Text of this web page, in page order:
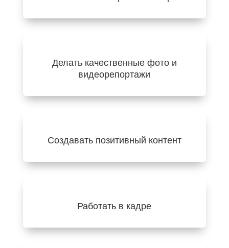
Делать качественные фото и
видеорепортажи
Создавать позитивный контент
Работать в кадре